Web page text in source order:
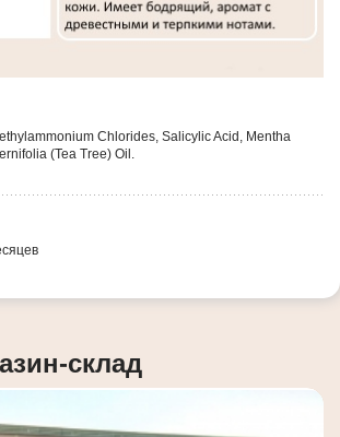
Chlorides, Salicylic Acid, Mentha
(Tea Tree) Oil.
склад